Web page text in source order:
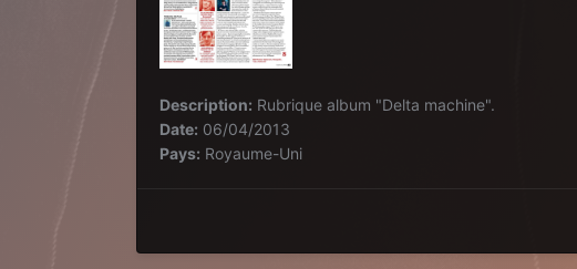
Description: Rubrique album "Delta machine".
Date: 06/04/2013
Pays: Royaume-Uni